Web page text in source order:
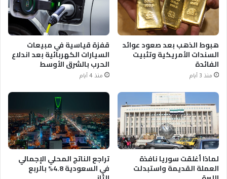
هبوط الذهب بعد صعود عوائد
السندات الأمريكية وتثبيت
الفائدة
منذ 3 أيام
قفزة قياسية في مبيعات
السيارات الكهربائية بعد اندلاع
الحرب بالشرق الأوسط
منذ 4 أيام
لماذا أغلقت سوريا نافذة
العملة القديمة واستبدلت
تراجع الناتج المحلي الإجمالي
في السعودية 4.8% بالربع